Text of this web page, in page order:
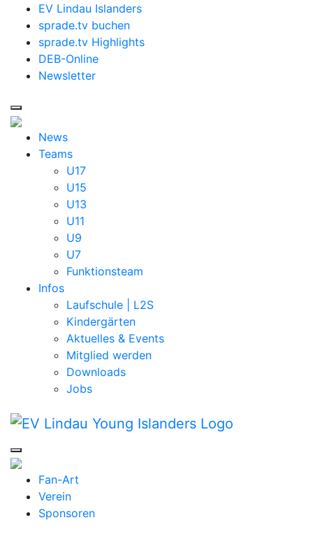
EV Lindau Islanders
sprade.tv buchen
sprade.tv Highlights
DEB-Online
Newsletter
News
Teams
U17
U15
U13
U11
U9
U7
Funktionsteam
Infos
Laufschule | L2S
Kindergärten
Aktuelles & Events
Mitglied werden
Downloads
Jobs
Fan-Art
Verein
Sponsoren